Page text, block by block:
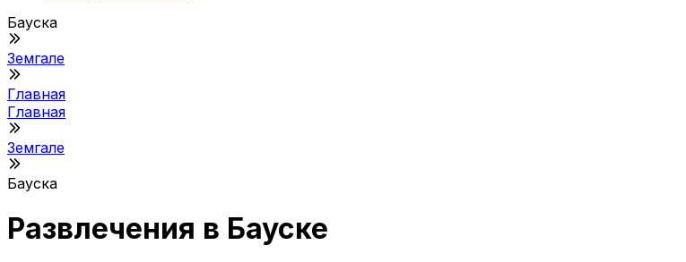
Бауска
Земгале
Главная
Главная
Земгале
Бауска
Развлечения в Бауске